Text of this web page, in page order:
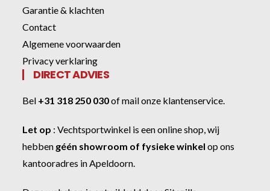
Garantie & klachten
Contact
Algemene voorwaarden
Privacy verklaring
DIRECT ADVIES
Bel +31 318 250 030ofmail onze klantenservice.
Let op :Vechtsportwinkel is een online shop, wij
hebben géén showroom of fysieke winkel op ons
kantooradres in Apeldoorn.